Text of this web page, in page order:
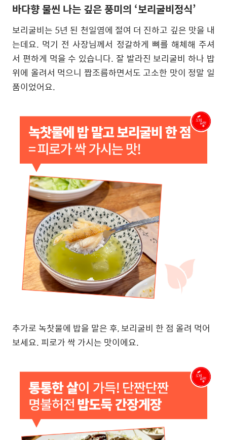
바다향 물씬 나는 깊은 풍미의 ‘보리굴비정식’
보리굴비는 5년 된 천일염에 절여 더 진하고 깊은 맛을 내
는데요. 먹기 전 사장님께서 정갈하게 뼈를 해체해 주셔
서 편하게 먹을 수 있습니다. 잘 발라진 보리굴비 하나 밥
위에 올려서 먹으니 짭조름하면서도 고소한 맛이 정말 일
품이었어요.
추가로 녹찻물에 밥을 말은 후,보리굴비 한 점 올려 먹어
보세요. 피로가 싹 가시는 맛이에요.